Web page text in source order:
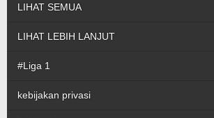
LIHAT SEMUA
LIHAT LEBIH LANJUT
#Liga 1
kebijakan privasi